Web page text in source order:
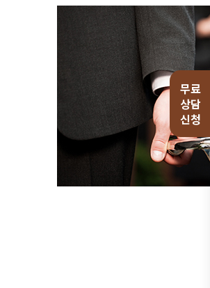
무료
상담
신청